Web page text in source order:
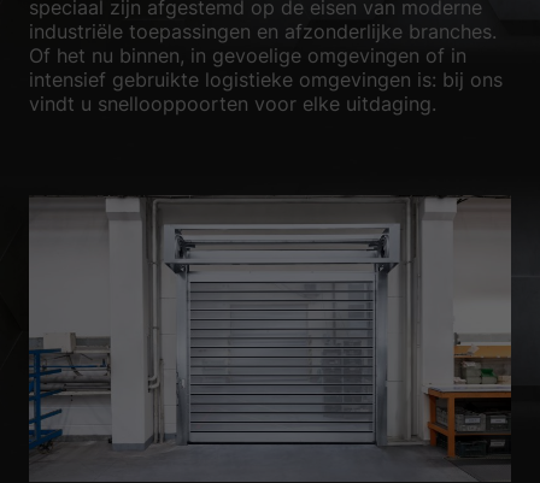
speciaal zijn afgestemd op de eisen van moderne
industriële toepassingen en afzonderlijke branches.
Of het nu binnen, in gevoelige omgevingen of in
intensief gebruikte logistieke omgevingen is: bij ons
vindt u snellooppoorten voor elke uitdaging.